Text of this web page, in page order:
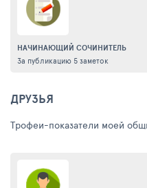
НАЧИНАЮЩИЙ СОЧИНИТЕЛЬ
За публикацию 5 заметок
ДРУЗЬЯ
Трофеи-показатели моей